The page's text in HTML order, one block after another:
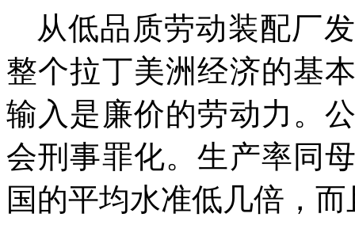
从低品质劳动装配厂
整个拉丁美洲经济的基
输入是廉价的劳动力。
会刑事罪化。生产率同
国的平均水准低几倍，